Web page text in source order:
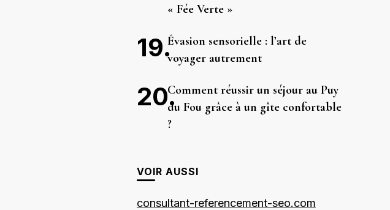
« Fée Verte »
Évasion sensorielle : l’art de
voyager autrement
Comment réussir un séjour au Puy
du Fou grâce à un gîte confortable
?
VOIR AUSSI
consultant-referencement-seo.com